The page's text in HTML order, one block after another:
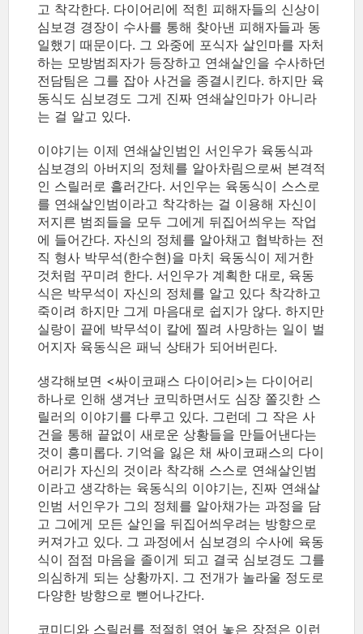
고 착각한다. 다이어리에 적힌 피해자들의 신상이
심보경 경장이 수사를 통해 찾아낸 피해자들과 동
일했기 때문이다. 그 와중에 포식자 살인마를 자처
하는 모방범죄자가 등장하고 연쇄살인을 수사하던
전담팀은 그를 잡아 사건을 종결시킨다. 하지만 육
동식도 심보경도 그게 진짜 연쇄살인마가 아니라
는 걸 알고 있다.
이야기는 이제 연쇄살인범인 서인우가 육동식과
심보경의 아버지의 정체를 알아차림으로써 본격적
인 스릴러로 흘러간다. 서인우는 육동식이 스스로
를 연쇄살인범이라고 착각하는 걸 이용해 자신이
저지른 범죄들을 모두 그에게 뒤집어씌우는 작업
에 들어간다. 자신의 정체를 알아채고 협박하는 전
직 형사 박무석(한수현)을 마치 육동식이 제거한
것처럼 꾸미려 한다. 서인우가 계획한 대로, 육동
식은 박무석이 자신의 정체를 알고 있다 착각하고
죽이려 하지만 그게 마음대로 쉽지가 않다. 하지만
실랑이 끝에 박무석이 칼에 찔려 사망하는 일이 벌
어지자 육동식은 패닉 상태가 되어버린다.
생각해보면 <싸이코패스 다이어리>는 다이어리
하나로 인해 생겨난 코믹하면서도 심장 쫄깃한 스
릴러의 이야기를 다루고 있다. 그런데 그 작은 사
건을 통해 끝없이 새로운 상황들을 만들어낸다는
것이 흥미롭다. 기억을 잃은 채 싸이코패스의 다이
어리가 자신의 것이라 착각해 스스로 연쇄살인범
이라고 생각하는 육동식의 이야기는, 진짜 연쇄살
인범 서인우가 그의 정체를 알아채가는 과정을 담
고 그에게 모든 살인을 뒤집어씌우려는 방향으로
커져가고 있다. 그 과정에서 심보경의 수사에 육동
식이 점점 마음을 졸이게 되고 결국 심보경도 그를
의심하게 되는 상황까지. 그 전개가 놀라울 정도로
다양한 방향으로 뻗어나간다.
코미디와 스릴러를 적절히 엮어 놓은 장점은 이런